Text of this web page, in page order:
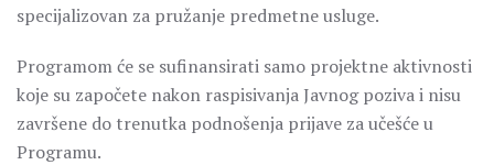
specijalizovan za pružanje predmetne usluge.
Programom će se sufinansirati samo projektne aktivnosti
koje su započete nakon raspisivanja Javnog poziva i nisu
završene do trenutka podnošenja prijave za učešće u
Programu.